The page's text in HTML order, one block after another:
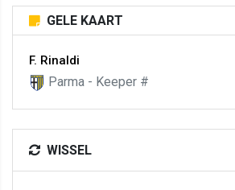
GELE KAART
F. Rinaldi
Parma - Keeper #
WISSEL